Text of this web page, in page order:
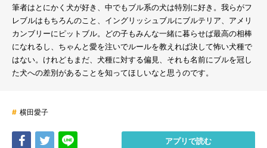
筆者はとにかく犬が好き、中でもブル系の犬は特別に好き。我らがフ
レブルはもちろんのこと、イングリッシュブルにブルテリア、アメリ
カンブリーにピットブル。どの子もみんな一緒に暮らせば最高の相棒
になれるし、ちゃんと愛を注いでルールを教えれば決して怖い犬種で
はない。けれどもまだ、犬種に対する偏見、それも名前にブルを冠し
た犬への差別があることを知ってほしいなと思うのです。
# 横田愛子
Share Tweet アプリで読む